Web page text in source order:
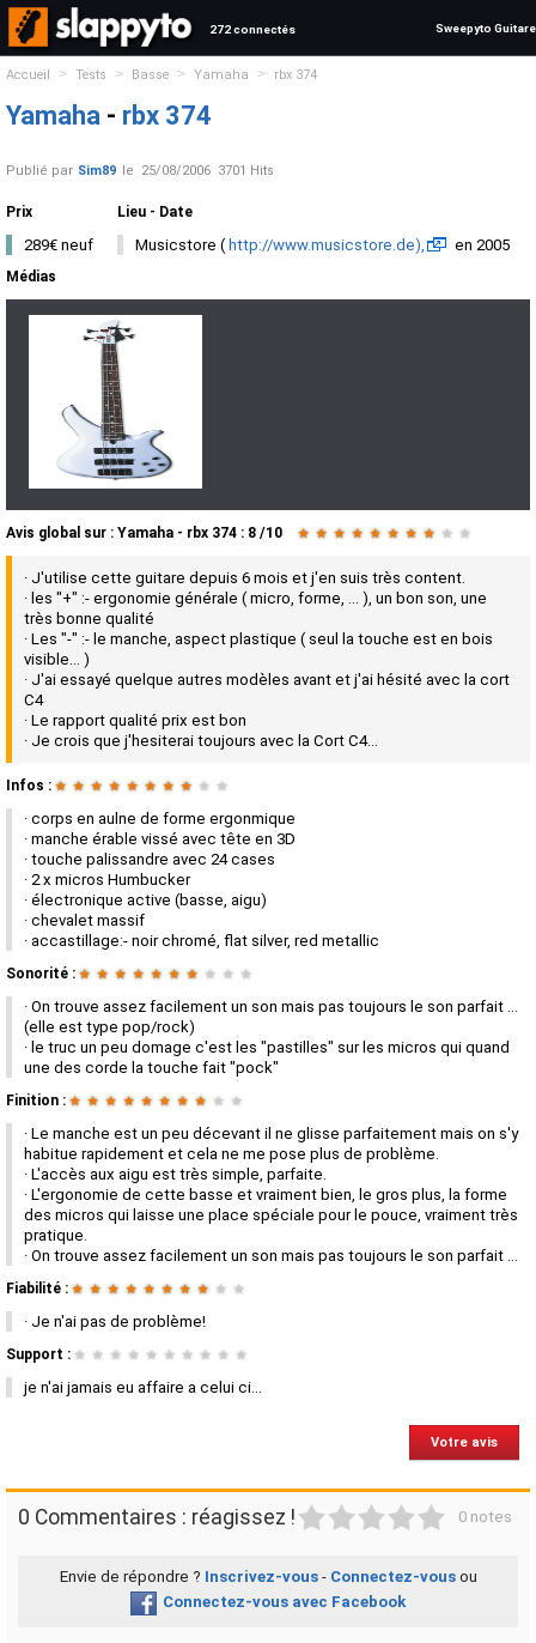
272 connectés Sweepyto Guitare
Accueil > Tests > Basse > Yamaha > rbx 374
Yamaha - rbx 374
Publié par Sim89 le 25/08/2006 3701 Hits
Prix
289€ neuf
Lieu - Date
Musicstore ( http://www.musicstore.de), en 2005
Médias
Avis global sur : Yamaha - rbx 374 : 8 /10 ★ ★ ★ ★ ★ ★ ★ ★ ★ ★
· J'utilise cette guitare depuis 6 mois et j'en suis très content.
· les "+" :- ergonomie générale ( micro, forme, ... ), un bon son, une
très bonne qualité
· Les "-" :- le manche, aspect plastique ( seul la touche est en bois
visible... )
· J'ai essayé quelque autres modèles avant et j'ai hésité avec la cort
C4
· Le rapport qualité prix est bon
· Je crois que j'hesiterai toujours avec la Cort C4...
Infos : ★ ★ ★ ★ ★ ★ ★ ★ ★ ★
· corps en aulne de forme ergonmique
· manche érable vissé avec tête en 3D
· touche palissandre avec 24 cases
· 2 x micros Humbucker
· électronique active (basse, aigu)
· chevalet massif
· accastillage:- noir chromé, flat silver, red metallic
Sonorité : ★ ★ ★ ★ ★ ★ ★ ★ ★ ★
· On trouve assez facilement un son mais pas toujours le son parfait ...
(elle est type pop/rock)
· le truc un peu domage c'est les "pastilles" sur les micros qui quand
une des corde la touche fait "pock"
Finition : ★ ★ ★ ★ ★ ★ ★ ★ ★ ★
· Le manche est un peu décevant il ne glisse parfaitement mais on s'y
habitue rapidement et cela ne me pose plus de problème.
· L'accès aux aigu est très simple, parfaite.
· L'ergonomie de cette basse et vraiment bien, le gros plus, la forme
des micros qui laisse une place spéciale pour le pouce, vraiment très
pratique.
· On trouve assez facilement un son mais pas toujours le son parfait ...
Fiabilité : ★ ★ ★ ★ ★ ★ ★ ★ ★ ★
· Je n'ai pas de problème!
Support : ★ ★ ★ ★ ★ ★ ★ ★ ★ ★
je n'ai jamais eu affaire a celui ci...
Votre avis
0 Commentaires : réagissez ! 0 notes
Envie de répondre ? Inscrivez-vous- Connectez-vousou
Connectez-vous avec Facebook